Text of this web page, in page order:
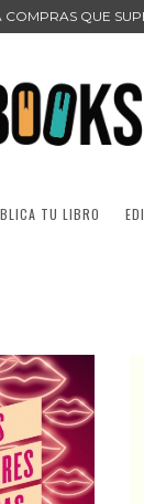
COMPRAS QUE
TU LIBRO